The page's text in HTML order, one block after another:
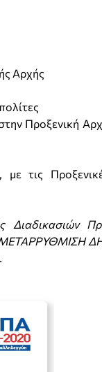
Αρχής
Προξενική
με τις
Διαδικασιών
«ΜΕΤΑΡΡΥΘΜΙΣΗ